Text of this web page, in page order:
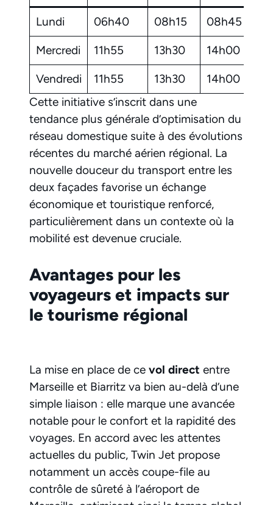
Lundi 06h40 08h15 08h45
Mercredi 11h55 13h30 14h00
Vendredi 11h55 13h30 14h00
Cette initiative s’inscrit dans une
tendance plus générale d’optimisation du
réseau domestique suite à des évolutions
récentes du marché aérien régional. La
nouvelle douceur du transport entre les
deux façades favorise un échange
économique et touristique renforcé,
particulièrement dans un contexte où la
mobilité est devenue cruciale.
Avantages pour les
voyageurs et impacts sur
le tourisme régional
La mise en place de ce vol direct entre
Marseille et Biarritz va bien au-delà d’une
simple liaison : elle marque une avancée
notable pour le confort et la rapidité des
voyages. En accord avec les attentes
actuelles du public, Twin Jet propose
notamment un accès coupe-file au
contrôle de sûreté à l’aéroport de